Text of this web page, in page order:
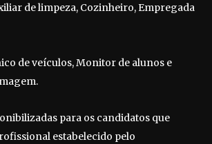
de limpeza, Cozinheiro, Empregada
de veículos, Monitor de alunos e
para os candidatos que
estabelecido pelo